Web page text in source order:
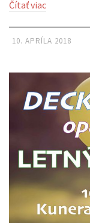
Čítať viac
10. APRÍLA 2018